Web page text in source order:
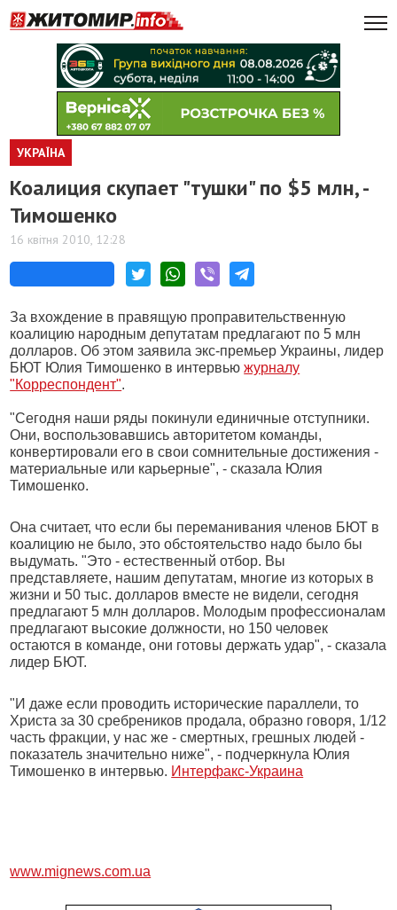
УКРАЇНА
Коалиция скупает "тушки" по $5 млн, -
Тимошенко
16 квітня 2010, 12:28
За вхождение в правящую проправительственную
коалицию народным депутатам предлагают по 5 млн
долларов. Об этом заявила экс-премьер Украины, лидер
БЮТ Юлия Тимошенко в интервьюжурналу
"Корреспондент".
"Сегодня наши ряды покинули единичные отступники.
Они, воспользовавшись авторитетом команды,
конвертировали его в свои сомнительные достижения -
материальные или карьерные", - сказала Юлия
Тимошенко.
Она считает, что если бы переманивания членов БЮТ в
коалицию не было, это обстоятельство надо было бы
выдумать. "Это - естественный отбор. Вы
представляете, нашим депутатам, многие из которых в
жизни и 50 тыс. долларов вместе не видели, сегодня
предлагают 5 млн долларов. Молодым профессионалам
предлагают высокие должности, но 150 человек
остаются в команде, они готовы держать удар", - сказала
лидер БЮТ.
"И даже если проводить исторические параллели, то
Христа за 30 сребреников продала, образно говоря, 1/12
часть фракции, у нас же - смертных, грешных людей -
показатель значительно ниже", - подчеркнула Юлия
Тимошенко в интервью. Интерфакс-Украина
www.mignews.com.ua